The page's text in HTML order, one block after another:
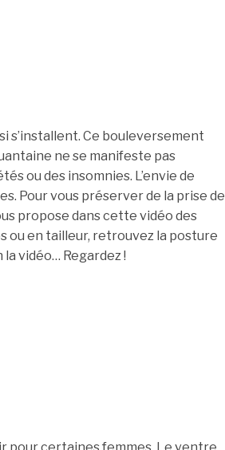
s’installent. Ce bouleversement
ne se manifeste pas
ou des insomnies. L’envie de
Pour vous préserver de la prise de
propose dans cette vidéo des
ou en tailleur, retrouvez la posture
vidéo… Regardez !